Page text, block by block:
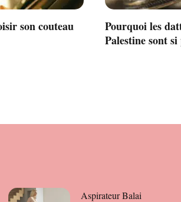
son couteau
Pourquoi les
Palestine sont si
Aspirateur Balai